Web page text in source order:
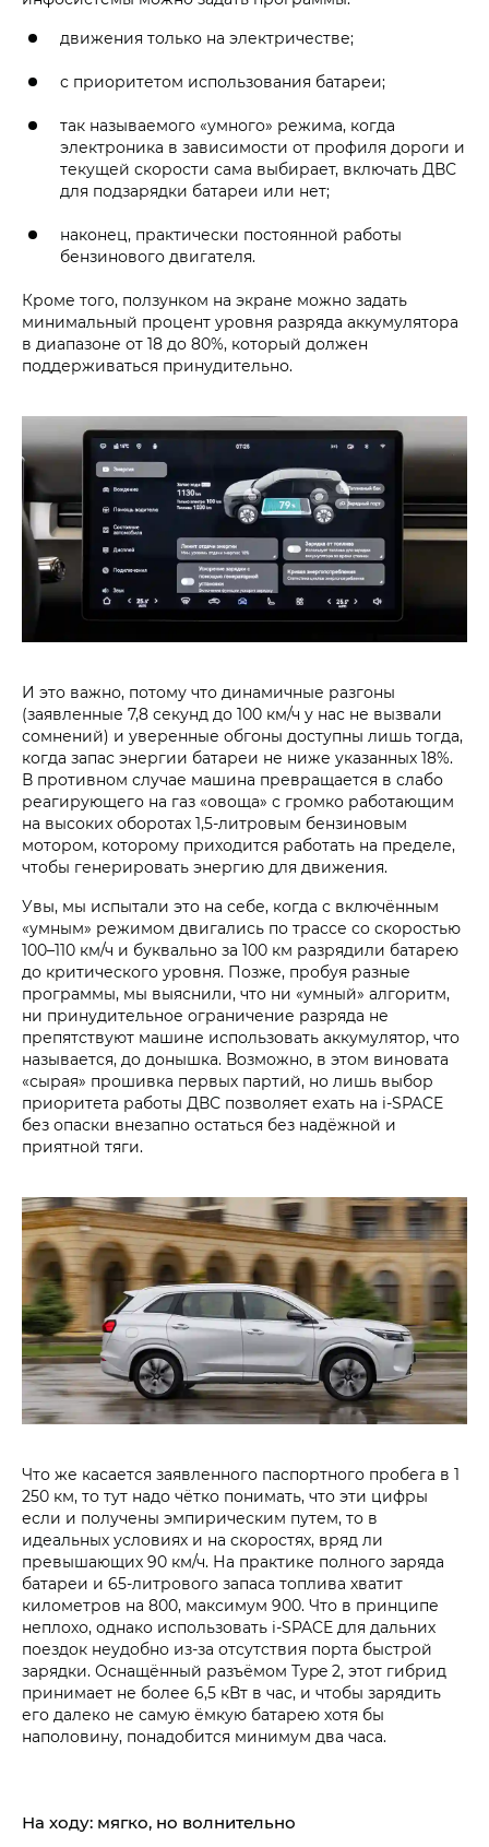
движения только на электричестве;
с приоритетом использования батареи;
так называемого «умного» режима, когда
электроника в зависимости от профиля дороги и
текущей скорости сама выбирает, включать ДВС
для подзарядки батареи или нет;
наконец, практически постоянной работы
бензинового двигателя.
Кроме того, ползунком на экране можно задать
минимальный процент уровня разряда аккумулятора
в диапазоне от 18 до 80%, который должен
поддерживаться принудительно.
И это важно, потому что динамичные разгоны
(заявленные 7,8 секунд до 100 км/ч у нас не вызвали
сомнений) и уверенные обгоны доступны лишь тогда,
когда запас энергии батареи не ниже указанных 18%.
В противном случае машина превращается в слабо
реагирующего на газ «овоща» с громко работающим
на высоких оборотах 1,5-литровым бензиновым
мотором, которому приходится работать на пределе,
чтобы генерировать энергию для движения.
Увы, мы испытали это на себе, когда с включённым
«умным» режимом двигались по трассе со скоростью
100–110 км/ч и буквально за 100 км разрядили батарею
до критического уровня. Позже, пробуя разные
программы, мы выяснили, что ни «умный» алгоритм,
ни принудительное ограничение разряда не
препятствуют машине использовать аккумулятор, что
называется, до донышка. Возможно, в этом виновата
«сырая» прошивка первых партий, но лишь выбор
приоритета работы ДВС позволяет ехать на i‑SPACE
без опаски внезапно остаться без надёжной и
приятной тяги.
Что же касается заявленного паспортного пробега в 1
250 км, то тут надо чётко понимать, что эти цифры
если и получены эмпирическим путем, то в
идеальных условиях и на скоростях, вряд ли
превышающих 90 км/ч. На практике полного заряда
батареи и 65-литрового запаса топлива хватит
километров на 800, максимум 900. Что в принципе
неплохо, однако использовать i‑SPACE для дальних
поездок неудобно из-за отсутствия порта быстрой
зарядки. Оснащённый разъёмом Type 2, этот гибрид
принимает не более 6,5 кВт в час, и чтобы зарядить
его далеко не самую ёмкую батарею хотя бы
наполовину, понадобится минимум два часа.
На ходу: мягко, но волнительно